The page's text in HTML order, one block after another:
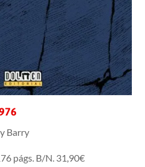
Barry
págs. B/N. 31,90€